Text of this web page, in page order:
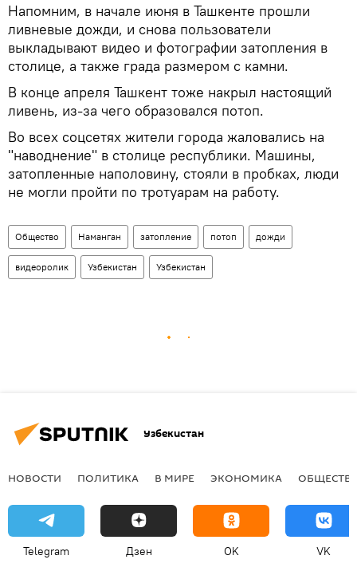
Напомним, в начале июня в Ташкенте прошли
ливневые дожди, и снова пользователи
выкладывают видео и фотографии затопления в
столице, а также града размером с камни.
В конце апреля Ташкент тоже накрыл настоящий
ливень, из-за чего образовался потоп.
Во всех соцсетях жители города жаловались на
"наводнение" в столице республики. Машины,
затопленные наполовину, стояли в пробках, люди
не могли пройти по тротуарам на работу.
Общество Наманган затопление потоп дожди
видеоролик Узбекистан Узбекистан
Узбекистан
НОВОСТИ ПОЛИТИКА В МИРЕ ЭКОНОМИКА
Telegram Дзен OK VK